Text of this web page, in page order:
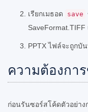
เรียกเมธอด save
SaveFormat.TIFF
PPTX ไฟล์จะถูกบั
ความต้องกา
ก่อนรันซอร์สโค้ดตัวอย่า